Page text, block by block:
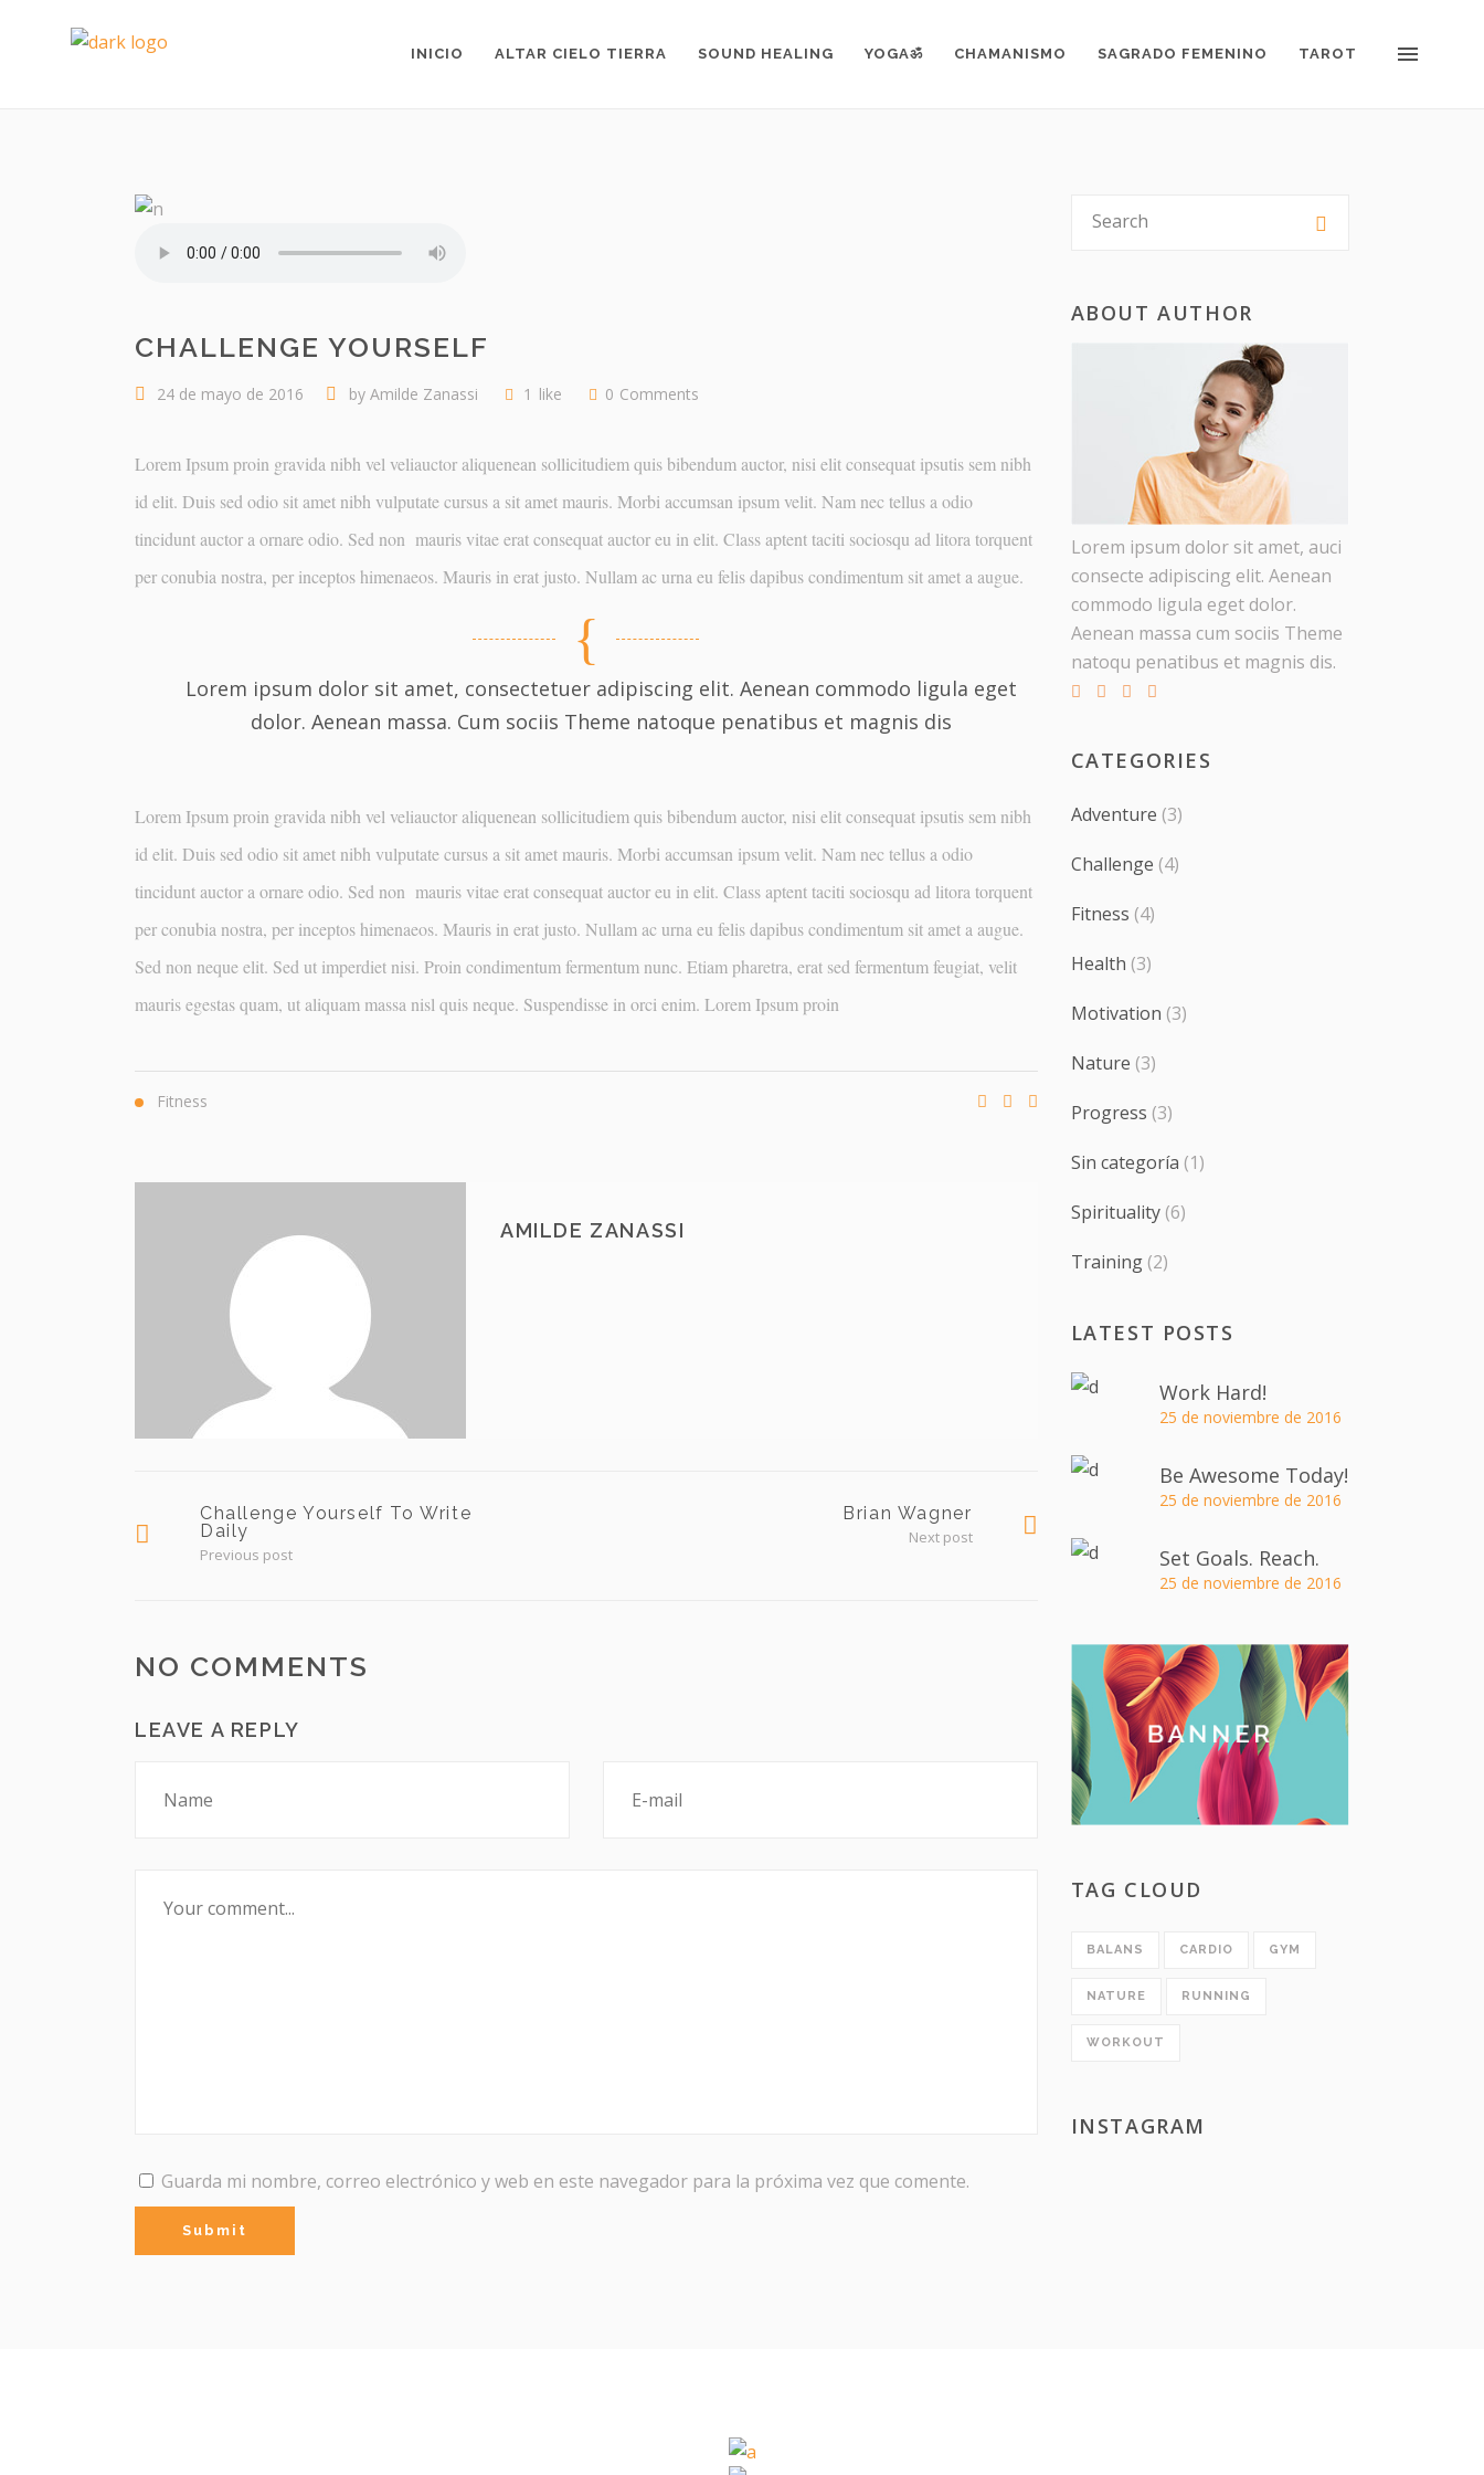
INICIO ALTAR CIELO TIERRA SOUND HEALING YOGAॐ CHAMANISMO SAGRADO FEMENINO TAROT
ALTAR CIELO TIERRA | AMILDE A. ZANASSI> WORKOUT >FITNESS >CHALLENGE YOURSELF
CHALLENGE YOURSELF
24 de mayo de 2016 by Amilde Zanassi 1 like 0 Comments
Lorem Ipsum proin gravida nibh vel veliauctor aliquenean sollicitudiem quis bibendum auctor, nisi elit consequat ipsutis sem nibh
id elit. Duis sed odio sit amet nibh vulputate cursus a sit amet mauris. Morbi accumsan ipsum velit. Nam nec tellus a odio
tincidunt auctor a ornare odio. Sed non mauris vitae erat consequat auctor eu in elit. Class aptent taciti sociosqu ad litora torquent
per conubia nostra, per inceptos himenaeos. Mauris in erat justo. Nullam ac urna eu felis dapibus condimentum sit amet a augue.
Lorem ipsum dolor sit amet, consectetuer adipiscing elit. Aenean commodo ligula eget
dolor. Aenean massa. Cum sociis Theme natoque penatibus et magnis dis
Lorem Ipsum proin gravida nibh vel veliauctor aliquenean sollicitudiem quis bibendum auctor, nisi elit consequat ipsutis sem nibh
id elit. Duis sed odio sit amet nibh vulputate cursus a sit amet mauris. Morbi accumsan ipsum velit. Nam nec tellus a odio
tincidunt auctor a ornare odio. Sed non mauris vitae erat consequat auctor eu in elit. Class aptent taciti sociosqu ad litora torquent
per conubia nostra, per inceptos himenaeos. Mauris in erat justo. Nullam ac urna eu felis dapibus condimentum sit amet a augue.
Sed non neque elit. Sed ut imperdiet nisi. Proin condimentum fermentum nunc. Etiam pharetra, erat sed fermentum feugiat, velit
mauris egestas quam, ut aliquam massa nisl quis neque. Suspendisse in orci enim. Lorem Ipsum proin
Fitness
AMILDE ZANASSI
Challenge Yourself To Write
Daily
Previous post
Brian Wagner
Next post
NO COMMENTS
LEAVE A REPLY
Guarda mi nombre, correo electrónico y web en este navegador para la próxima vez que comente.
ABOUT AUTHOR
Lorem ipsum dolor sit amet, auci
consecte adipiscing elit. Aenean
commodo ligula eget dolor.
Aenean massa cum sociis Theme
natoqu penatibus et magnis dis.
CATEGORIES
Adventure (3)
Challenge (4)
Fitness (4)
Health (3)
Motivation (3)
Nature (3)
Progress (3)
Sin categoría (1)
Spirituality(6)
Training(2)
LATEST POSTS
Work Hard!
25 de noviembre de 2016
Be Awesome Today!
25 de noviembre de 2016
Set Goals. Reach.
25 de noviembre de 2016
TAG CLOUD
BALANS CARDIO GYM
NATURE RUNNING
WORKOUT
INSTAGRAM